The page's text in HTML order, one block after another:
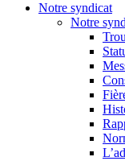
Notre syndicat
Notre